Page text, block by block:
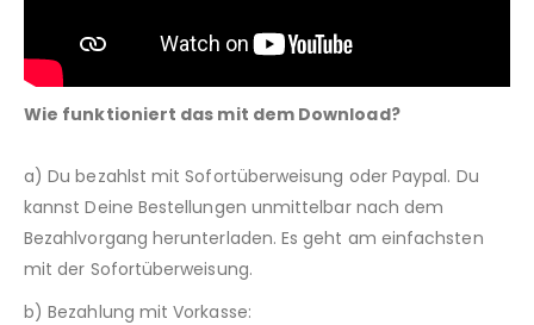
Wie funktioniert das mit dem Download?
a) Du bezahlst mit Sofortüberweisung oder Paypal. Du
kannst Deine Bestellungen unmittelbar nach dem
Bezahlvorgang herunterladen. Es geht am einfachsten
mit der Sofortüberweisung.
b) Bezahlung mit Vorkasse: